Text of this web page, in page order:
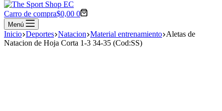
Carro de compra$0,00 0
Menú
Inicio Deportes Natacion Material entrenamiento Aletas de
Natacion de Hoja Corta 1-3 34-35 (Cod:SS)